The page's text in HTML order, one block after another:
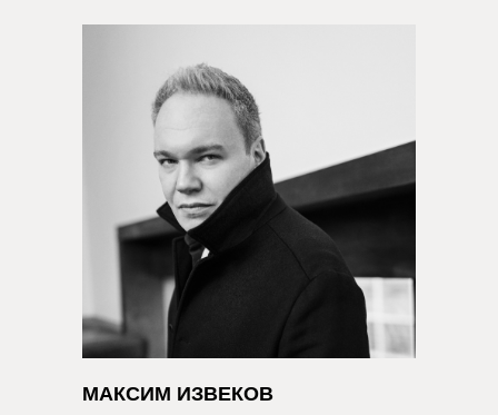
МАКСИМ ИЗВЕКОВ